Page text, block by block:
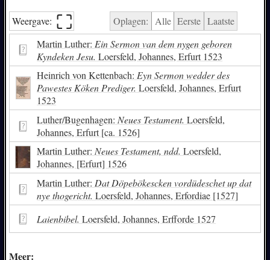
Weergave: ⛶︎ Oplagen: Alle Eerste Laatste
Martin Luther: Ein Sermon van dem nygen geboren
Kyndeken Jesu. Loersfeld, Johannes, Erfurt 1523
Heinrich von Kettenbach: Eyn Sermon wedder des
Pawestes Köken Prediger. Loersfeld, Johannes, Erfurt
1523
Luther/Bugenhagen: Neues Testament. Loersfeld,
Johannes, Erfurt [ca. 1526]
Martin Luther: Neues Testament, ndd. Loersfeld,
Johannes, [Erfurt] 1526
Martin Luther: Dat Döpebökescken vordüdeschet up dat
nye thogericht. Loersfeld, Johannes, Erfordiae [1527]
Laienbibel. Loersfeld, Johannes, Erfforde 1527
Meer: